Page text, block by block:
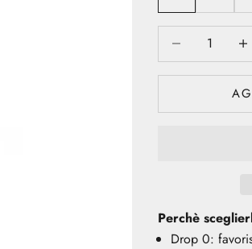
Diminuisci quantità
Perchè
Drop 0: